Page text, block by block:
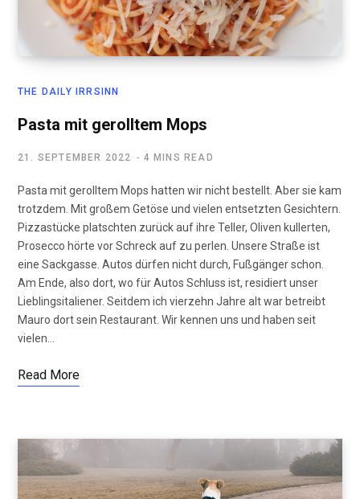
THE DAILY IRRSINN
Pasta mit gerolltem Mops
21. SEPTEMBER 2022 4 MINS READ
Pasta mit gerolltem Mops hatten wir nicht bestellt. Aber sie kam
trotzdem. Mit großem Getöse und vielen entsetzten Gesichtern.
Pizzastücke platschten zurück auf ihre Teller, Oliven kullerten,
Prosecco hörte vor Schreck auf zu perlen. Unsere Straße ist
eine Sackgasse. Autos dürfen nicht durch, Fußgänger schon.
Am Ende, also dort, wo für Autos Schluss ist, residiert unser
Lieblingsitaliener. Seitdem ich vierzehn Jahre alt war betreibt
Mauro dort sein Restaurant. Wir kennen uns und haben seit
vielen…
Read More